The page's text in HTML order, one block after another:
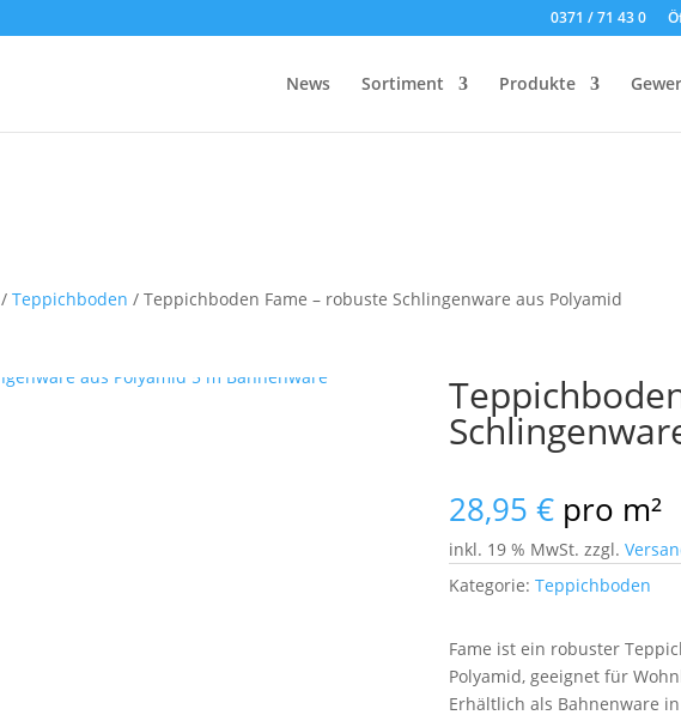
0371 / 71 43 0
News Sortiment Produkte
/Teppichboden / Teppichboden Fame – robuste Schlingenware aus Polyamid
28,95 € pro m²
inkl. 19 % MwSt. zzgl.
Kategorie: Teppichboden
Fame ist ein robuster
Polyamid, geeignet für
Erhältlich als Bahnenware